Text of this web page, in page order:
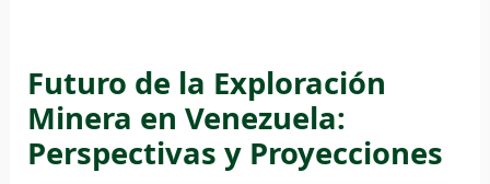
Futuro de la Exploración
Minera en Venezuela:
Perspectivas y Proyecciones